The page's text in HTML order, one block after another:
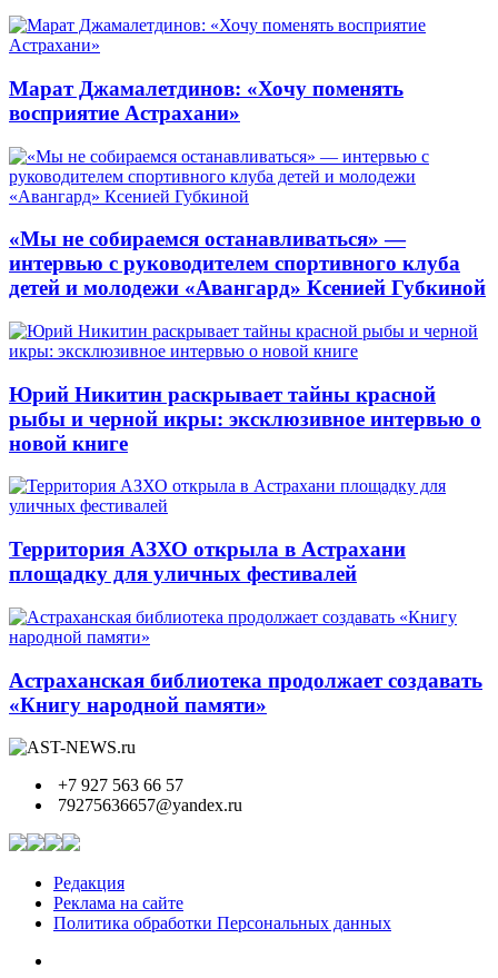
Марат Джамалетдинов: «Хочу поменять
восприятие Астрахани»
«Мы не собираемся останавливаться» —
интервью с руководителем спортивного клуба
детей и молодежи «Авангард» Ксенией Губкиной
Юрий Никитин раскрывает тайны красной
рыбы и черной икры: эксклюзивное интервью о
новой книге
Территория АЗХО открыла в Астрахани
площадку для уличных фестивалей
Астраханская библиотека продолжает создавать
«Книгу народной памяти»
+7 927 563 66 57
79275636657@yandex.ru
Редакция
Реклама на сайте
Политика обработки Персональных данных